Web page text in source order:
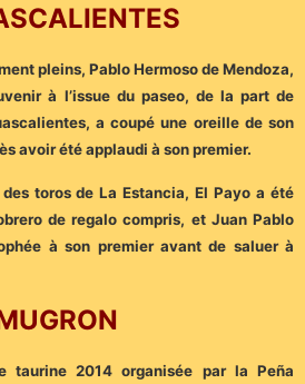
pleins, Pablo Hermoso de Mendoza,
à l’issue du paseo, de la part de
a coupé une oreille de son
avoir été applaudi à son premier.
toros de La Estancia, El Payo a été
de regalo compris, et Juan Pablo
à son premier avant de saluer à
taurine 2014 organisée par la Peña